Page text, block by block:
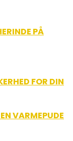
PÅ
FOR DIN
VARMEPUDE